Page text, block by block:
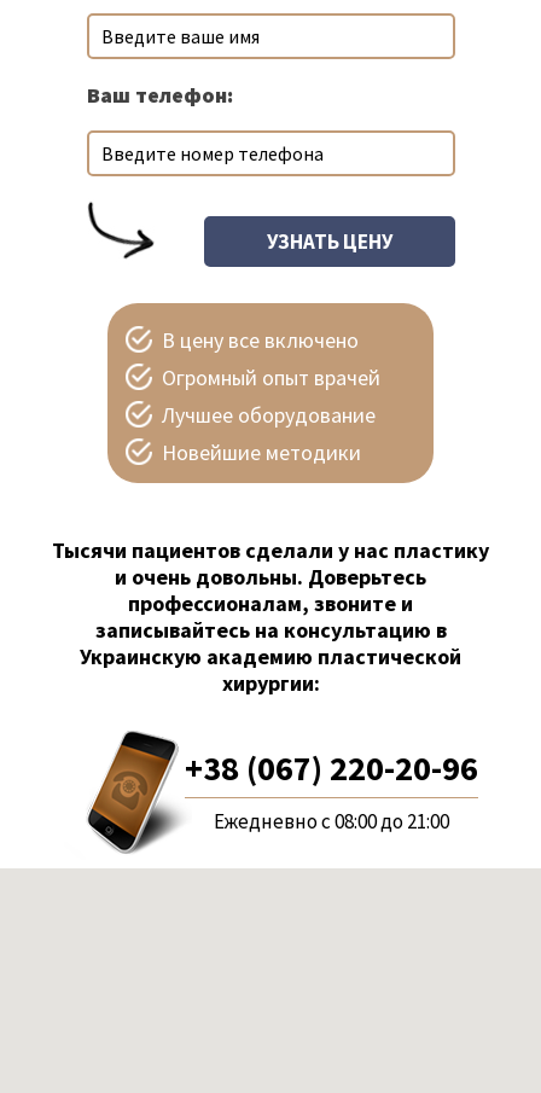
Ваш телефон:
В цену все включено
Огромный опыт врачей
Лучшее оборудование
Новейшие методики
Тысячи пациентов сделали у нас пластику
и очень довольны. Доверьтесь
профессионалам, звоните и
записывайтесь на консультацию в
Украинскую академию пластической
хирургии:
+38 (067) 220-20-96
Ежедневно с 08:00 до 21:00